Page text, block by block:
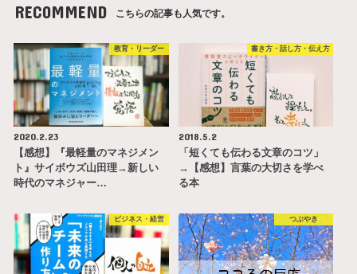
RECOMMEND こちらの記事も人気です。
教育・リーダー
2020.2.23
【感想】『最軽量のマネジメン
ト』サイボウズ山田理→新しい
時代のマネジャー…
書き方・話し方・伝え方
2018.5.2
「短くても伝わる文章のコツ」
→【感想】言葉の大切さを学べ
る本
ビジネス・経営 つぶやき